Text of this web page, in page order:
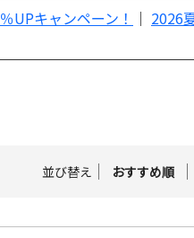
UPキャンペーン！ ｜ 2026
並び替え おすすめ順